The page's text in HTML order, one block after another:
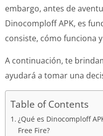
embargo, antes de
Dinocomploff APK, es
consiste, cómo funciona
A continuación, te
ayudará a tomar una
Table of Contents
¿Qué es Dinocomploff
Free Fire?